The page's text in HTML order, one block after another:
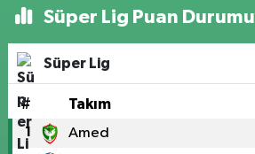
Süper Lig Puan Durumu
Süper Lig
# Takım
1 Amed